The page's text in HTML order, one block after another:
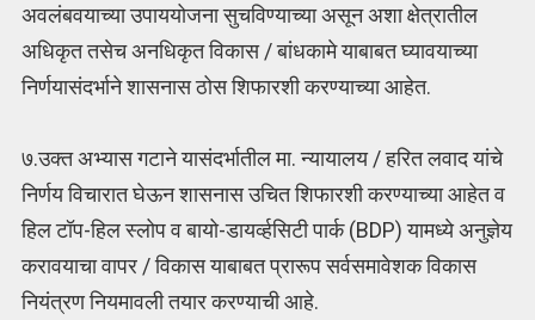
अवलंबवयाच्या उपाययोजना सुचविण्याच्या असून अशा क्षेत्रातील
अधिकृत तसेच अनधिकृत विकास / बांधकामे याबाबत घ्यावयाच्या
निर्णयासंदर्भाने शासनास ठोस शिफारशी करण्याच्या आहेत.
७.उक्त अभ्यास गटाने यासंदर्भातील मा. न्यायालय / हरित लवाद यांचे
निर्णय विचारात घेऊन शासनास उचित शिफारशी करण्याच्या आहेत व
हिल टॉप-हिल स्लोप व बायो-डायर्व्हसिटी पार्क (BDP) यामध्ये अनुज्ञेय
करावयाचा वापर / विकास याबाबत प्रारूप सर्वसमावेशक विकास
नियंत्रण नियमावली तयार करण्याची आहे.